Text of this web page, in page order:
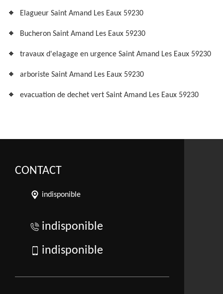
Elagueur Saint Amand Les Eaux 59230
Bucheron Saint Amand Les Eaux 59230
travaux d'elagage en urgence Saint Amand Les Eaux 59230
arboriste Saint Amand Les Eaux 59230
evacuation de dechet vert Saint Amand Les Eaux 59230
CONTACT
indisponible
indisponible
indisponible